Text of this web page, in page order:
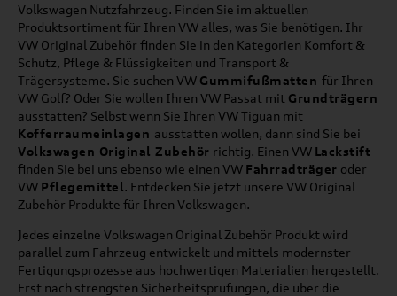
Volkswagen Nutzfahrzeug. Finden Sie im aktuellen
Produktsortiment für Ihren VW alles, was Sie benötigen. Ihr
VW Original Zubehör finden Sie in den Kategorien Komfort &
Schutz, Pflege & Flüssigkeiten und Transport &
Trägersysteme. Sie suchen VW Gummifußmatten für Ihren
VW Golf? Oder Sie wollen Ihren VW Passat mit Grundträgern
ausstatten? Selbst wenn Sie Ihren VW Tiguan mit
Kofferraumeinlagen ausstatten wollen, dann sind Sie bei
Volkswagen Original Zubehör richtig. Einen VW Lackstift
finden Sie bei uns ebenso wie einen VW Fahrradträger oder
VW Pflegemittel. Entdecken Sie jetzt unsere VW Original
Zubehör Produkte für Ihren Volkswagen.
Jedes einzelne Volkswagen Original Zubehör Produkt wird
parallel zum Fahrzeug entwickelt und mittels modernster
Fertigungsprozesse aus hochwertigen Materialien hergestellt.
Erst nach strengsten Sicherheitsprüfungen, die über die